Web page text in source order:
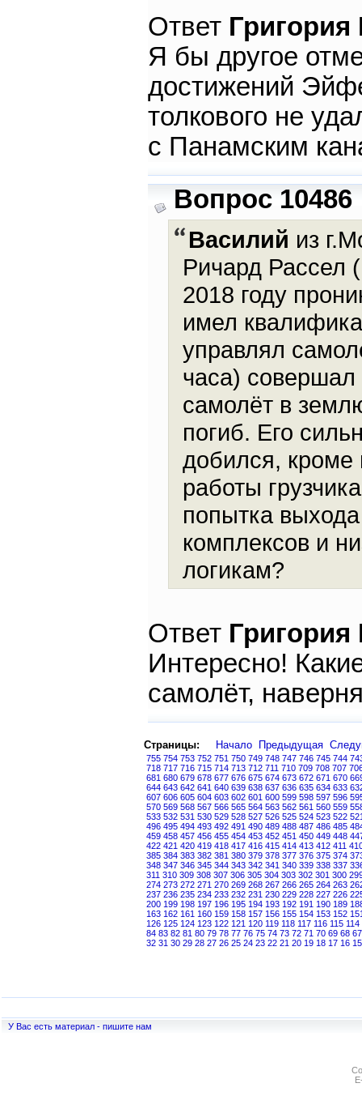
Ответ
Я бы другое
достижений
толкового не
с Панамским
Вопрос 10486
Василий из
Ричард Рассел
2018 году
имел
управлял
часа)
самолёт в
погиб. Его
добился, кроме
работы
попытка выхода
комплексов и
логикам?
Ответ
Интересно!
самолёт,
Страницы: Начало Предыдущая
755 754 753 752 751 750 749 748 747 746 745 744
718 717 716 715 714 713 712 711 710 709 708 707
681 680 679 678 677 676 675 674 673 672 671 670
644 643 642 641 640 639 638 637 636 635 634 633
607 606 605 604 603 602 601 600 599 598 597 596
570 569 568 567 566 565 564 563 562 561 560 559
533 532 531 530 529 528 527 526 525 524 523 522
496 495 494 493 492 491 490 489 488 487 486 485
459 458 457 456 455 454 453 452 451 450 449 448
422 421 420 419 418 417 416 415 414 413 412 411
385 384 383 382 381 380 379 378 377 376 375 374
348 347 346 345 344 343 342 341 340 339 338 337
311 310 309 308 307 306 305 304 303 302 301 300
274 273 272 271 270 269 268 267 266 265 264 263
237 236 235 234 233 232 231 230 229 228 227 226
200 199 198 197 196 195 194 193 192 191 190 189
163 162 161 160 159 158 157 156 155 154 153 152
126 125 124 123 122 121 120 119 118 117 116 115 114
84 83 82 81 80 79 78 77 76 75 74 73 72 71 70 69 68 67
32 31 30 29 28 27 26 25 24 23 22 21 20 19 18 17 16 15
У Вас есть материал - пишите нам